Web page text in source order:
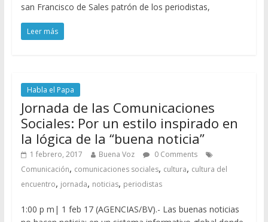
san Francisco de Sales patrón de los periodistas,
Leer más
Habla el Papa
Jornada de las Comunicaciones
Sociales: Por un estilo inspirado en
la lógica de la “buena noticia”
1 febrero, 2017 Buena Voz
0 Comments
Comunicación, comunicaciones sociales, cultura, cultura del
encuentro, jornada, noticias, periodistas
1:00 p m| 1 feb 17 (AGENCIAS/BV).- Las buenas noticias